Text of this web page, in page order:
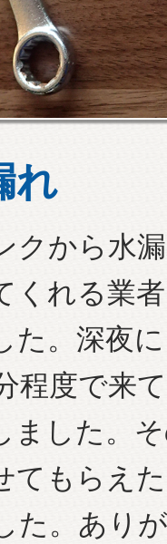
れ
クから水
くれる業
た。深夜
程度で来
ました。
てもらえ
た。あり